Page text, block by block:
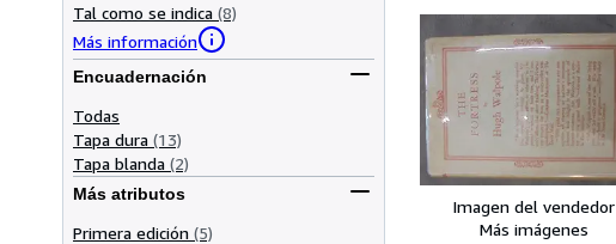
Tal como se indica (8)
Más información
Encuadernación
Todas
Tapa dura (13)
Tapa blanda (2)
Más atributos
Primera edición (5)
Imagen del vendedor
Más imágenes